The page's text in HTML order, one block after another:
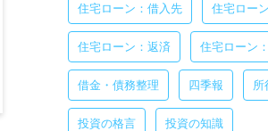
住宅ローン：借入先 住宅ロー
住宅ローン：返済 住宅ローン
借金・債務整理 四季報 所
投資の格言 投資の知識